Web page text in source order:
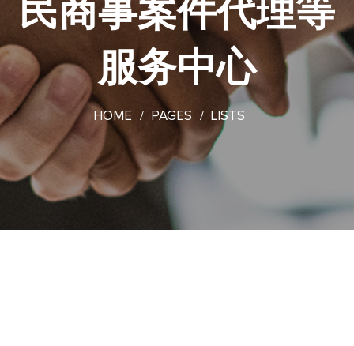
民商事案件代理等
服务中心
HOME PAGES LISTS